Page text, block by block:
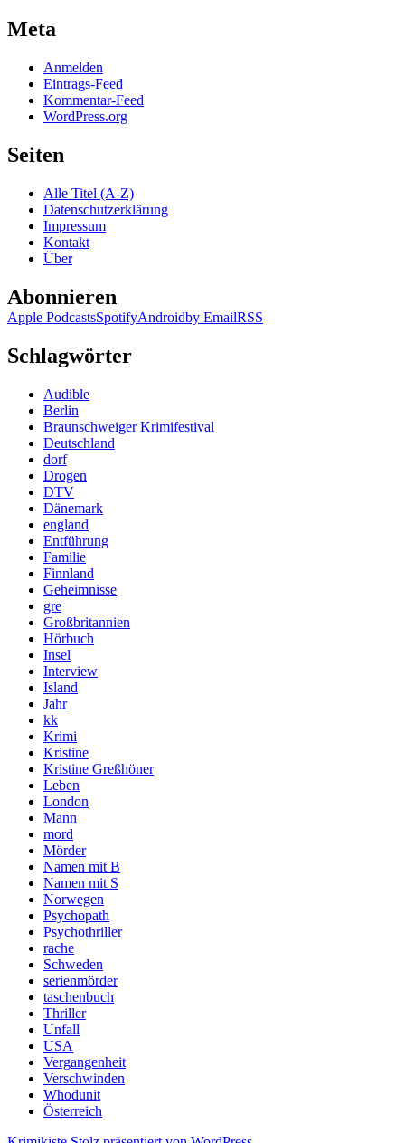
Meta
Anmelden
Eintrags-Feed
Kommentar-Feed
WordPress.org
Seiten
Alle Titel (A-Z)
Datenschutzerklärung
Impressum
Kontakt
Über
Abonnieren
Apple PodcastsSpotifyAndroidby EmailRSS
Schlagwörter
Audible
Berlin
Braunschweiger Krimifestival
Deutschland
dorf
Drogen
DTV
Dänemark
england
Entführung
Familie
Finnland
Geheimnisse
gre
Großbritannien
Hörbuch
Insel
Interview
Island
Jahr
kk
Krimi
Kristine
Kristine Greßhöner
Leben
London
Mann
mord
Mörder
Namen mit B
Namen mit S
Norwegen
Psychopath
Psychothriller
rache
Schweden
serienmörder
taschenbuch
Thriller
Unfall
USA
Vergangenheit
Verschwinden
Whodunit
Österreich